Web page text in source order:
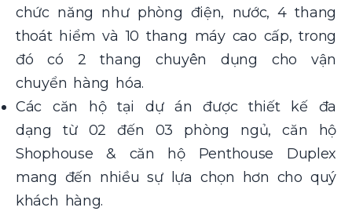
chức năng như phòng điện, nước, 4 thang
thoát hiểm và 10 thang máy cao cấp, trong
đó có 2 thang chuyên dụng cho vận
chuyển hàng hóa.
Các căn hộ tại dự án được thiết kế đa
dạng từ 02 đến 03 phòng ngủ, căn hộ
Shophouse & căn hộ Penthouse Duplex
mang đến nhiều sự lựa chọn hơn cho quý
khách hàng.